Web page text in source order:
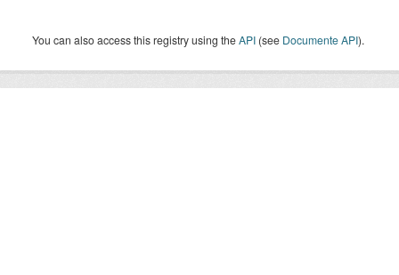
You can also access this registry using theAPI (see Documente API).